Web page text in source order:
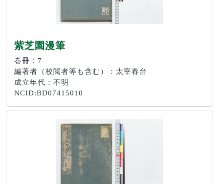
紫芝園漫筆
巻冊：7
編著者（校閲者等も含む）：太宰春台
成立年代：不明
NCID:BD07415010